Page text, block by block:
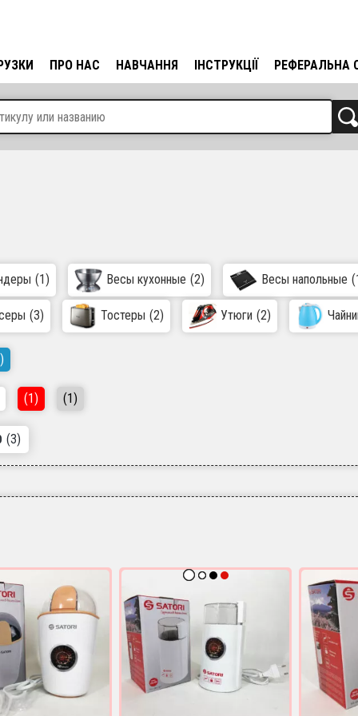
ПРО НАС НАВЧАННЯ ІНСТРУКЦІЇ РЕФЕРАЛЬНА
(1) Весы кухонные (2) Весы напольные
(3) Тостеры (2) Утюги (2)
(1) (1)
(3)